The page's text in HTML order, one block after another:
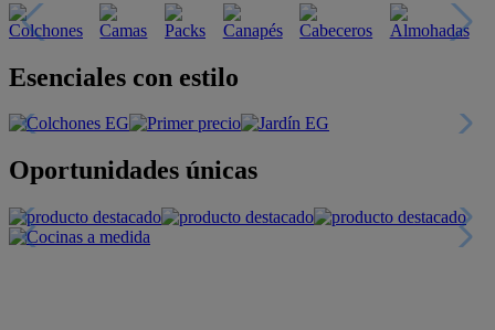
Esenciales con estilo
Oportunidades únicas